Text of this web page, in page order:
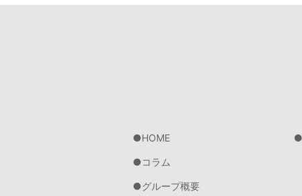
HOME
コラム
グループ概要